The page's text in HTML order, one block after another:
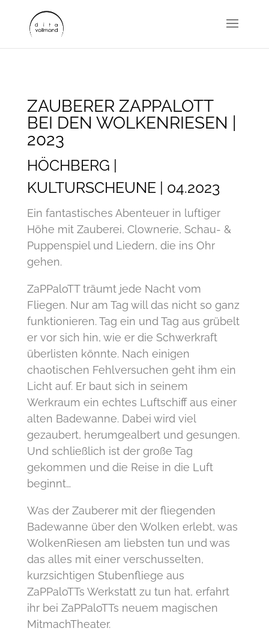
ZAUBERER ZAPPALOTT
BEI DEN WOLKENRIESEN |
2023
HÖCHBERG |
KULTURSCHEUNE | 04.2023
Ein fantastisches Abenteuer in luftiger
Höhe mit Zauberei, Clownerie, Schau- &
Puppenspiel und Liedern, die ins Ohr
gehen.
ZaPPaloTT träumt jede Nacht vom
Fliegen. Nur am Tag will das nicht so ganz
funktionieren. Tag ein und Tag aus grübelt
er vor sich hin, wie er die Schwerkraft
überlisten könnte. Nach einigen
chaotischen Fehlversuchen geht ihm ein
Licht auf. Er baut sich in seinem
Werkraum ein echtes Luftschiff aus einer
alten Badewanne. Dabei wird viel
gezaubert, herumgealbert und gesungen.
Und schließlich ist der große Tag
gekommen und die Reise in die Luft
beginnt…
Was der Zauberer mit der fliegenden
Badewanne über den Wolken erlebt, was
WolkenRiesen am liebsten tun und was
das alles mit einer verschusselten,
kurzsichtigen Stubenfliege aus
ZaPPaloTTs Werkstatt zu tun hat, erfahrt
ihr bei ZaPPaloTTs neuem magischen
MitmachTheater.